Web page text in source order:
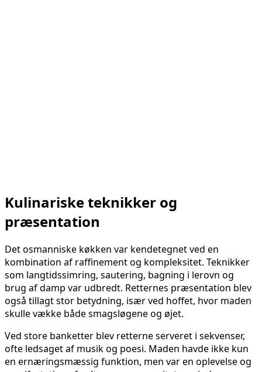
Kulinariske teknikker og
præsentation
Det osmanniske køkken var kendetegnet ved en
kombination af raffinement og kompleksitet. Teknikker
som langtidssimring, sautering, bagning i lerovn og
brug af damp var udbredt. Retternes præsentation blev
også tillagt stor betydning, især ved hoffet, hvor maden
skulle vække både smagsløgene og øjet.
Ved store banketter blev retterne serveret i sekvenser,
ofte ledsaget af musik og poesi. Maden havde ikke kun
en ernæringsmæssig funktion, men var en oplevelse og